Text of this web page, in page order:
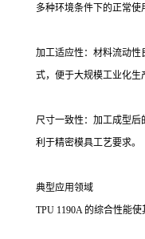
多种环境条件下的正常使
加工适应性：材料流动
式，便于大规模工业化生
尺寸一致性：加工成型
利于精密模具工艺要求。
典型应用领域
TPU 1190A 的综合性能使